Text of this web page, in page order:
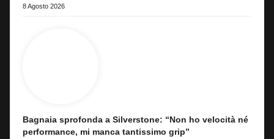
8 Agosto 2026
Bagnaia sprofonda a Silverstone: “Non ho velocità né
performance, mi manca tantissimo grip”